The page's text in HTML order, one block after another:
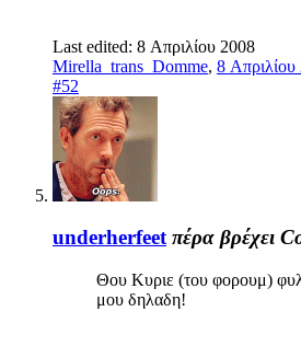
Last edited: 8 Απριλίου 2008
Mirella_trans_Domme, 8 Απριλίου
#52
underherfeet πέρα βρέχει
Θου Κυριε (του φορουμ)
μου δηλαδη!